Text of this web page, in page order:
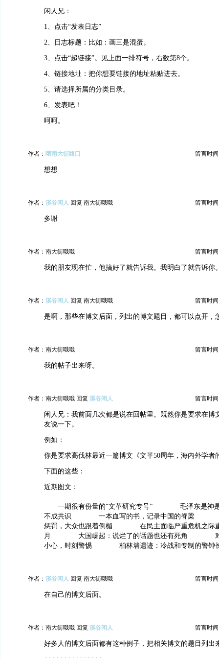
闲人兄：
1、点击“发表日志”
2、日志标题：比如：画三是混蛋。
3、点击“超链接”。见上面一排符号，右数第8个。
4、链接地址：把你想要链接的地址粘贴进去。
5、请选择所属的分类目录。
6、发表吧！
呵呵。
作者： 哦南大街路口 留言时间
想想
作者： 溪谷闲人 回复 南大街哦哦 留言时间
多谢
作者：南大街哦哦 留言时间
我的朋友现在忙，他搞好了就告诉我。我明白了就告诉你
作者： 溪谷闲人 回复 南大街哦哦 留言时间
是啊，那些在博文后面，列出的博文题目，都可以点开，
作者：南大街哦哦 留言时间
我的帖子出来呀。
作者：南大街哦哦 回复 溪谷闲人 留言时间
闲人兄：我前面几次都是说在回帖里。既然你是要求在博
友说一下。
例如：
你是要求高伐林最近一篇博文《文革50周年，海内外学者
下面的这些：
近期图文：
一期很有份量的“文革研究专号” 毛泽东是神是
不成共识 一本血写的书，记录中国的脊梁 精
惩罚，大众也跟着倒楣 在民主面临严重危机之际
月 大国崛起：说烂了的话题也还有死角 对“
小心，时刻警惕 柏林墙遗迹：冷战和专制的警
作者： 溪谷闲人 回复 南大街哦哦 留言时间
在自己的博文后面。
作者：南大街哦哦 回复 溪谷闲人 留言时间
好多人的博文后面都有这种例子，把相关博文的题目列出